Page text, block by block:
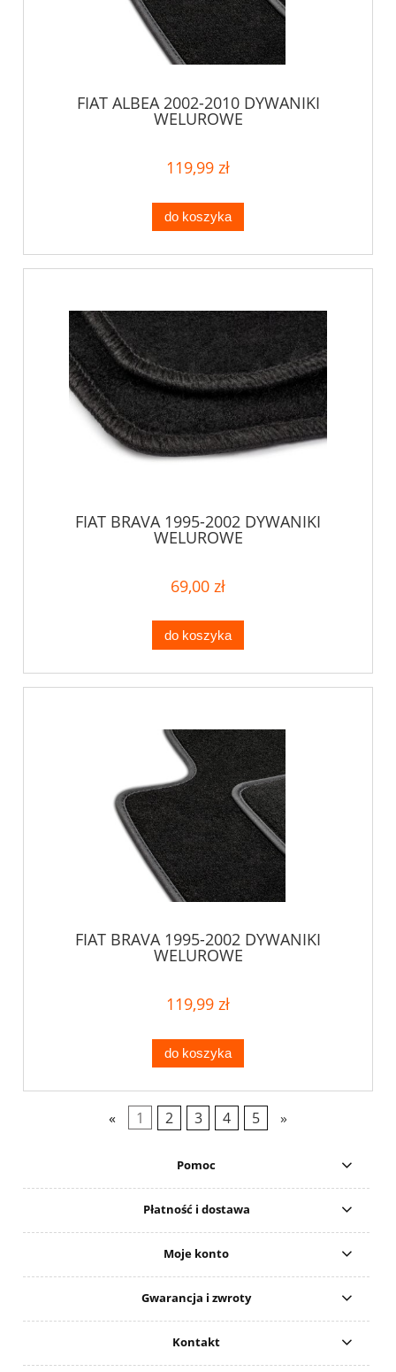
FIAT ALBEA 2002-2010 DYWANIKI
WELUROWE
119,99 zł
do koszyka
FIAT BRAVA 1995-2002 DYWANIKI
WELUROWE
69,00 zł
do koszyka
FIAT BRAVA 1995-2002 DYWANIKI
WELUROWE
119,99 zł
do koszyka
« 1 2 3 4 5 »
Pomoc
Płatność i dostawa
Moje konto
Gwarancja i zwroty
Kontakt